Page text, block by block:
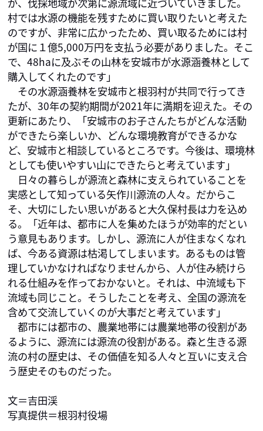
村では水源の機能を残すために買い取りたいと考えた
のですが、非常に広かったため、買い取るためには村
が国に１億5,000万円を支払う必要がありました。そこ
で、48haに及ぶその山林を安城市が水源涵養林として
購入してくれたのです」
その水源涵養林を安城市と根羽村が共同で行ってき
たが、30年の契約期間が2021年に満期を迎えた。その
更新にあたり、「安城市のお子さんたちがどんな活動
ができたら楽しいか、どんな環境教育ができるかな
ど、安城市と相談しているところです。今後は、環境林
としても使いやすい山にできたらと考えています」
日々の暮らしが源流と森林に支えられていることを
実感として知っている矢作川源流の人々。だからこ
そ、大切にしたい思いがあると大久保村長は力を込め
る。「近年は、都市に人を集めたほうが効率的だとい
う意見もあります。しかし、源流に人が住まなくなれ
ば、今ある資源は枯渇してしまいます。あるものは管
理していかなければなりませんから、人が住み続けら
れる仕組みを作っておかないと。それは、中流域も下
流域も同じこと。そうしたことを考え、全国の源流を
含めて交流していくのが大事だと考えています」
都市には都市の、農業地帯には農業地帯の役割があ
るように、源流には源流の役割がある。森と生きる源
流の村の歴史は、その価値を知る人々と互いに支え合
う歴史そのものだった。
文＝吉田渓